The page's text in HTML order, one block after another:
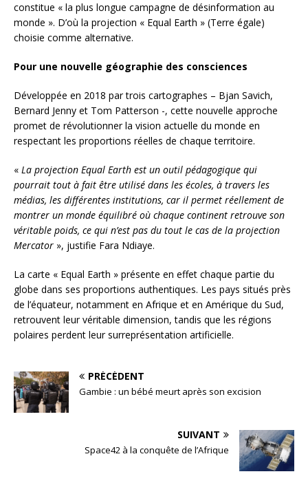
constitue « la plus longue campagne de désinformation au
monde ». D’où la projection « Equal Earth » (Terre égale)
choisie comme alternative.
Pour une nouvelle géographie des consciences
Développée en 2018 par trois cartographes – Bjan Savich,
Bernard Jenny et Tom Patterson -, cette nouvelle approche
promet de révolutionner la vision actuelle du monde en
respectant les proportions réelles de chaque territoire.
« La projection Equal Earth est un outil pédagogique qui
pourrait tout à fait être utilisé dans les écoles, à travers les
médias, les différentes institutions, car il permet réellement de
montrer un monde équilibré où chaque continent retrouve son
véritable poids, ce qui n’est pas du tout le cas de la projection
Mercator », justifie Fara Ndiaye.
La carte « Equal Earth » présente en effet chaque partie du
globe dans ses proportions authentiques. Les pays situés près
de l’équateur, notamment en Afrique et en Amérique du Sud,
retrouvent leur véritable dimension, tandis que les régions
polaires perdent leur surreprésentation artificielle.
PRÉCÉDENT
Gambie : un bébé meurt après son excision
SUIVANT
Space42 à la conquête de l’Afrique